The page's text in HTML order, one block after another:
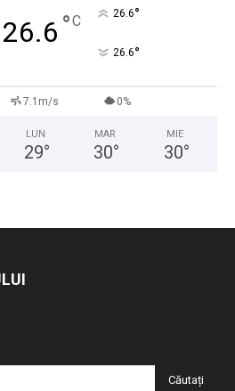
26.6 °C 26.6°
26.6°
7.1m/s 0%
LUN
29°
MAR
30°
MIE
30°